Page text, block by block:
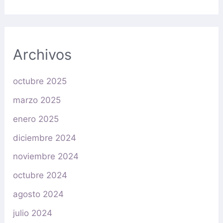
Archivos
octubre 2025
marzo 2025
enero 2025
diciembre 2024
noviembre 2024
octubre 2024
agosto 2024
julio 2024